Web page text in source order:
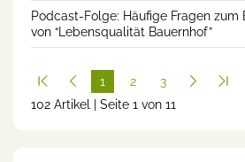
Podcast-Folge: Häufige Fragen zum
von “Lebensqualität Bauernhof”
1
(cur
2
3
102 Artikel | Seite 1 von 11